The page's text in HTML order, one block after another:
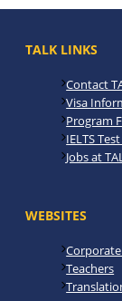
TALK LINKS
Contact
Visa
Program
IELTS
Jobs at
WEBSITES
Teachers